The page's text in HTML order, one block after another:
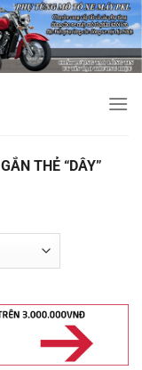
THẺ “DÂY”